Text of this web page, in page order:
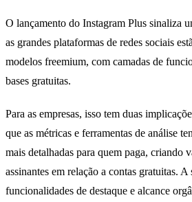
O lançamento do Instagram Plus sinaliza
as grandes plataformas de redes sociais
modelos freemium, com camadas de
bases gratuitas.
Para as empresas, isso tem duas
que as métricas e ferramentas de análise
mais detalhadas para quem paga, criando
assinantes em relação a contas gratuitas. A
funcionalidades de destaque e alcance